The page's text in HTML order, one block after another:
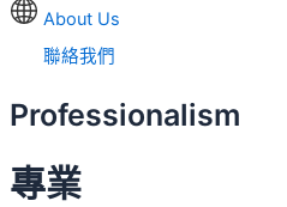
About Us
聯絡我們
Professionalism
專業